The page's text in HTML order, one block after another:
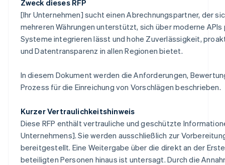
Zweck dieses RFP
[Ihr Unternehmen] sucht einen Abrechnungspartner, der
mehreren Währungen unterstützt, sich über moderne
Systeme integrieren lässt und hohe Zuverlässigkeit,
und Datentransparenz in allen Regionen bietet.
In diesem Dokument werden die Anforderungen,
Prozess für die Einreichung von Vorschlägen beschrieben.
Kurzer Vertraulichkeitshinweis
Diese RFP enthält vertrauliche und geschützte
Unternehmens]. Sie werden ausschließlich zur
bereitgestellt. Eine Weitergabe über die direkt an der
beteiligten Personen hinaus ist untersagt. Durch die